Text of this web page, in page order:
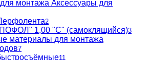
Аксессуары для
2
1,00 "С" (самоклящийся)3
материалы для монтажа
7
11